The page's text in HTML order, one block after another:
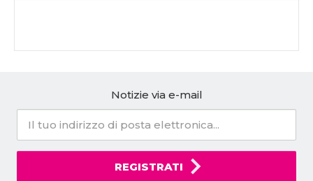
Notizie via e-mail
REGISTRATI